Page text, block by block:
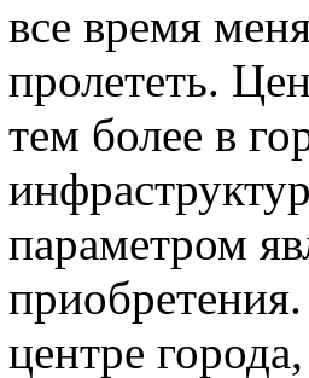
все время
пролететь.
тем более в
параметром
центре